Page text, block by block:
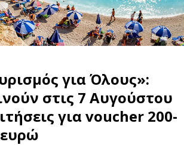
για Όλους»:
στις 7 Αυγούστου
για voucher 200-